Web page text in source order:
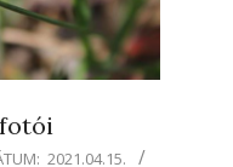
2021.04.15.